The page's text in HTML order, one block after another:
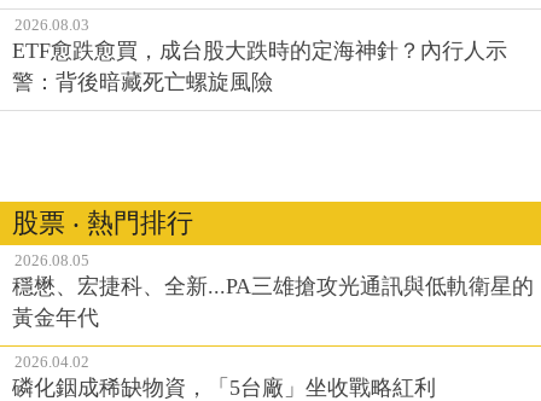
2026.08.03
ETF愈跌愈買，成台股大跌時的定海神針？內行人示
警：背後暗藏死亡螺旋風險
股票 ‧ 熱門排行
2026.08.05
穩懋、宏捷科、全新...PA三雄搶攻光通訊與低軌衛星的
黃金年代
2026.04.02
磷化銦成稀缺物資，「5台廠」坐收戰略紅利